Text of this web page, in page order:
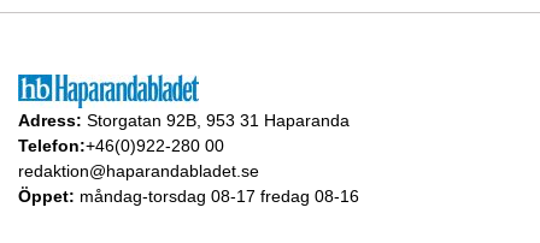
Adress: Storgatan 92B, 953 31 Haparanda
Telefon:+46(0)922-280 00
redaktion@haparandabladet.se
Öppet: måndag-torsdag 08-17 fredag 08-16